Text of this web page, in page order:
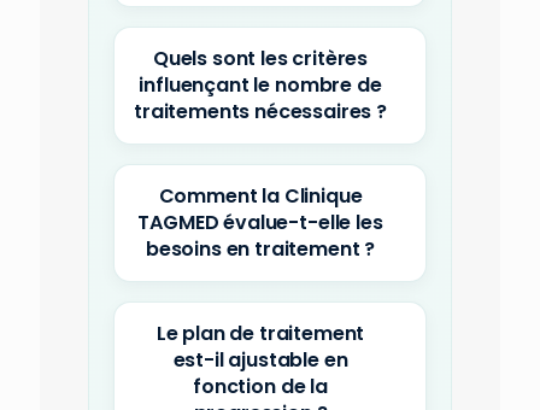
Quels sont les critères
influençant le nombre de
traitements nécessaires ?
Comment la Clinique
TAGMED évalue-t-elle les
besoins en traitement ?
Le plan de traitement
est-il ajustable en
fonction de la